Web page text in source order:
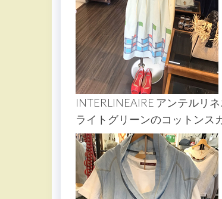
INTERLINEAIRE アンテルリ
ライトグリーンのコットンス